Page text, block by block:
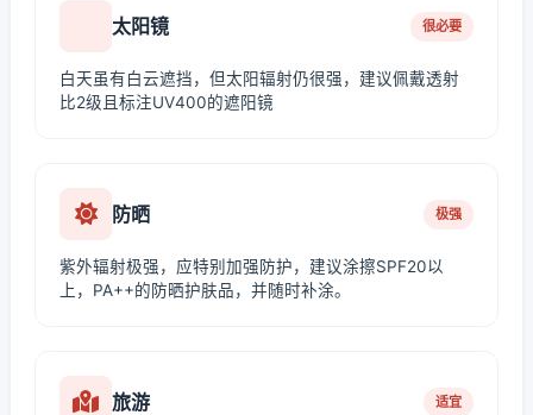
太阳镜 很必要
白天虽有白云遮挡，但太阳辐射仍很强，建议佩戴透射
比2级且标注UV400的遮阳镜
防晒 极强
紫外辐射极强，应特别加强防护，建议涂擦SPF20以
上，PA++的防晒护肤品，并随时补涂。
旅游 适宜